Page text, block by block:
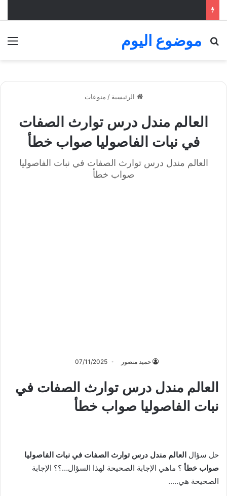
موضوع اليوم
بحث عن
الرئيسية / منوعات
العالم مندل درس توارث الصفات
في نبات الفاصوليا صواب خطأ
العالم مندل درس توارث الصفات في نبات الفاصوليا
صواب خطأ
حميد منصور 07/11/2025
العالم مندل درس توارث الصفات في
نبات الفاصوليا صواب خطأ
حل سؤال العالم مندل درس توارث الصفات في نبات الفاصوليا
صواب خطأ ؟ ماهي الإجابة الصحيحة لهذا السؤال…؟؟ الإجابة
الصحيحة هي…..